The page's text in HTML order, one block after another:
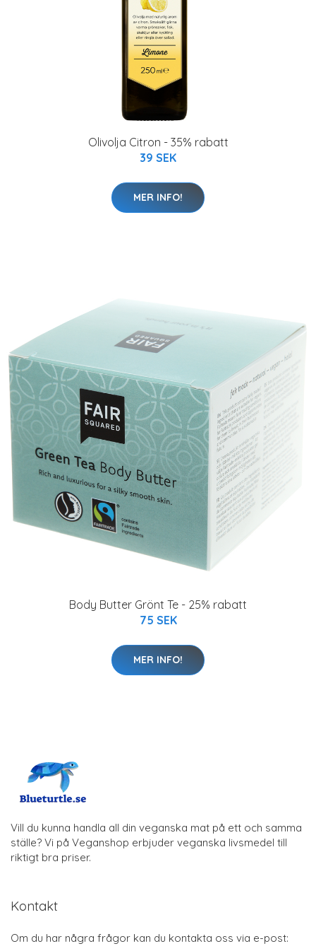
Olivolja Citron - 35% rabatt
39 SEK
MER INFO!
Body Butter Grönt Te - 25% rabatt
75 SEK
MER INFO!
Vill du kunna handla all din veganska mat på ett och samma
ställe? Vi på Veganshop erbjuder veganska livsmedel till
riktigt bra priser.
Kontakt
Om du har några frågor kan du kontakta oss via e-post: